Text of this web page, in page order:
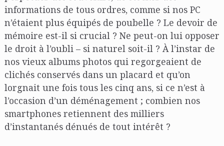
informations de tous ordres, comme si nos PC
n’étaient plus équipés de poubelle ? Le devoir de
mémoire est-il si crucial ? Ne peut-on lui opposer
le droit à l’oubli – si naturel soit-il ? À l’instar de
nos vieux albums photos qui regorgeaient de
clichés conservés dans un placard et qu’on
lorgnait une fois tous les cinq ans, si ce n’est à
l’occasion d’un déménagement ; combien nos
smartphones retiennent des milliers
d’instantanés dénués de tout intérêt ?